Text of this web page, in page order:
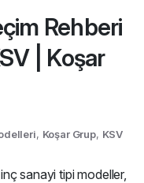
Rehberi
| Koşar
, Koşar Grup, KSV
sanayi tipi modeller,